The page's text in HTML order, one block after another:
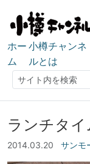
ホー
ム
小樽チャンネ
ルとは
検索
ランチタ
2014.03.20 サンモ